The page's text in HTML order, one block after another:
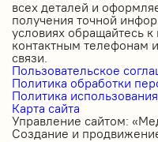
всех деталей и
получения точной
условиях обращайтесь
контактным телефонам
связи.
Пользовательское
Политика обработки
Политика
Карта сайта
Управление сайтом:
Создание и